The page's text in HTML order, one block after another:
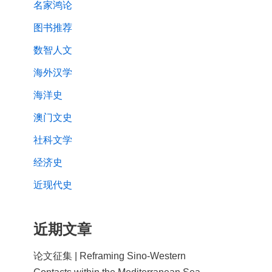
名家鸿论
图书推荐
数智人文
海外汉学
海洋史
澳门文史
社科文学
经济史
近现代史
近期文章
论文征集 | Reframing Sino-Western